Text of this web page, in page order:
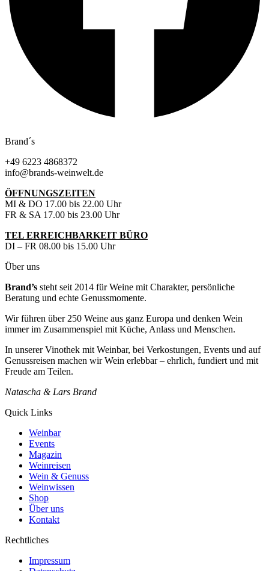
Brand´s
+49 6223 4868372
info@brands-weinwelt.de
ÖFFNUNGSZEITEN
MI & DO 17.00 bis 22.00 Uhr
FR & SA 17.00 bis 23.00 Uhr
TEL ERREICHBARKEIT BÜRO
DI – FR 08.00 bis 15.00 Uhr
Über uns
Brand’s steht seit 2014 für Weine mit Charakter, persönliche
Beratung und echte Genussmomente.
Wir führen über 250 Weine aus ganz Europa und denken Wein
immer im Zusammenspiel mit Küche, Anlass und Menschen.
In unserer Vinothek mit Weinbar, bei Verkostungen, Events und auf
Genussreisen machen wir Wein erlebbar – ehrlich, fundiert und mit
Freude am Teilen.
Natascha & Lars Brand
Quick Links
Weinbar
Events
Magazin
Weinreisen
Wein & Genuss
Weinwissen
Shop
Über uns
Kontakt
Rechtliches
Impressum